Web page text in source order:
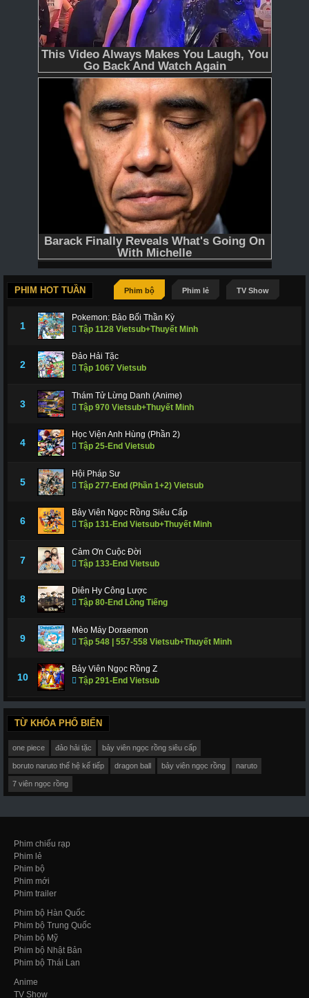
PHIM HOT TUẦN Phim bộ Phim lẻ TV Show
1
Pokemon: Bảo Bối Thần Kỳ
Tập 1128 Vietsub+Thuyết Minh
2
Đảo Hải Tặc
Tập 1067 Vietsub
3
Thám Tử Lừng Danh (Anime)
Tập 970 Vietsub+Thuyết Minh
4
Học Viện Anh Hùng (Phần 2)
Tập 25-End Vietsub
5
Hội Pháp Sư
Tập 277-End (Phần 1+2) Vietsub
6
Bảy Viên Ngọc Rồng Siêu Cấp
Tập 131-End Vietsub+Thuyết Minh
7
Cảm Ơn Cuộc Đời
Tập 133-End Vietsub
8
Diên Hy Công Lược
Tập 80-End Lồng Tiếng
9
Mèo Máy Doraemon
Tập 548 | 557-558 Vietsub+Thuyết Minh
10
Bảy Viên Ngọc Rồng Z
Tập 291-End Vietsub
TỪ KHÓA PHỔ BIẾN
one piece đảo hải tặc bảy viên ngọc rồng siêu cấp
boruto naruto thế hệ kế tiếp dragon ball bảy viên ngọc rồng naruto
7 viên ngọc rồng
Phim chiếu rạp
Phim lẻ
Phim bộ
Phim mới
Phim trailer
Phim bộ Hàn Quốc
Phim bộ Trung Quốc
Phim bộ Mỹ
Phim bộ Nhật Bản
Phim bộ Thái Lan
Anime
TV Show